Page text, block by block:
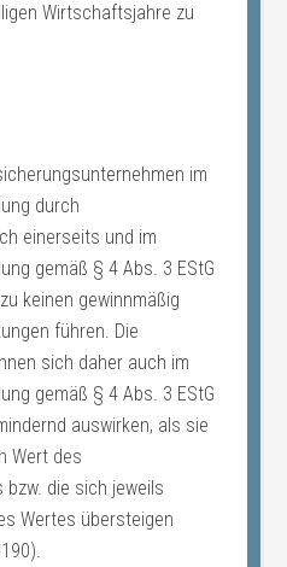
Wirtschaftsjahre zu
im
durch
einerseits und im
gemäß § 4 Abs. 3 EStG
keinen gewinnmäßig
führen. Die
sich daher auch im
gemäß § 4 Abs. 3 EStG
auswirken, als sie
Wert des
die sich jeweils
Wertes übersteigen